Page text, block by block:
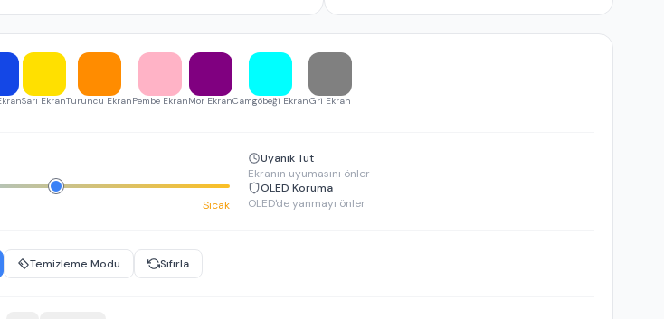
Sarı EkranTuruncu EkranPembe EkranMor EkranCamgöbeği EkranGri Ekran
Sıcak
Uyanık Tut
Ekranın uyumasını önler
OLED Koruma
OLED'de yanmayı önler
Temizleme Modu Sıfırla